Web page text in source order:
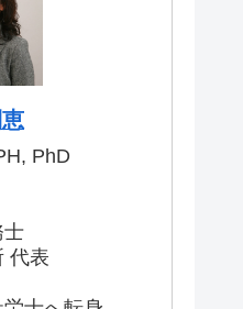
PhD
士
代表